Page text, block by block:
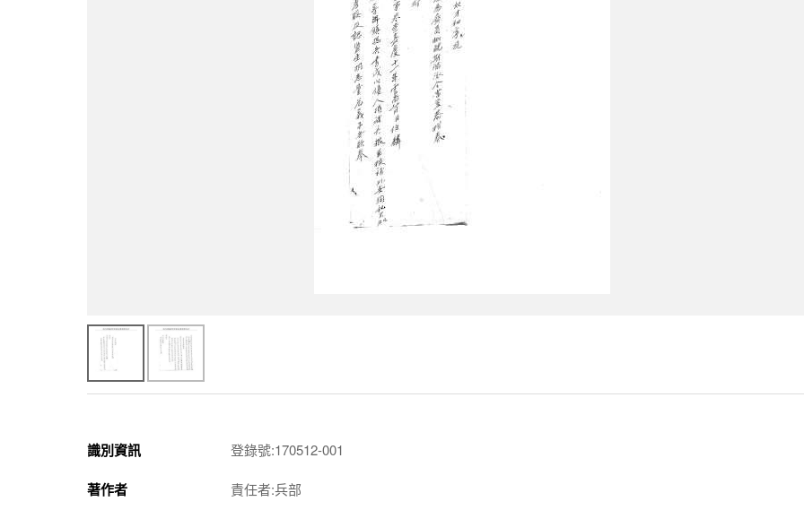
識別資訊 登錄號:170512-001
著作者 責任者:兵部